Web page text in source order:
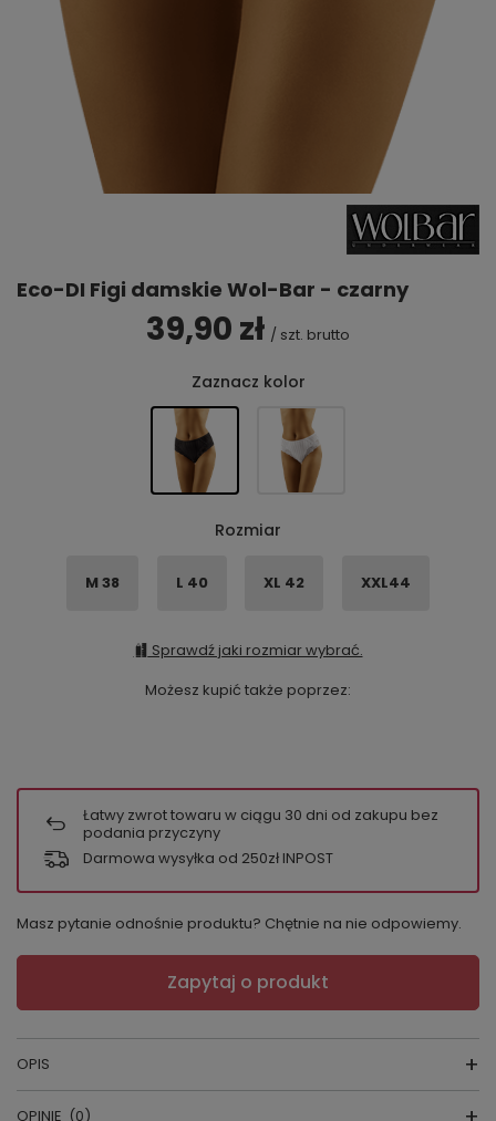
Eco-DI Figi damskie Wol-Bar - czarny
39,90 zł / szt. brutto
Zaznacz kolor
Rozmiar
M 38 L 40 XL 42 XXL44
Sprawdź jaki rozmiar wybrać.
Możesz kupić także poprzez:
Łatwy zwrot towaru w ciągu 30 dni od zakupu bez
podania przyczyny
Darmowa wysyłka od 250zł INPOST
Masz pytanie odnośnie produktu? Chętnie na nie odpowiemy.
Zapytaj o produkt
OPIS
OPINIE (0)